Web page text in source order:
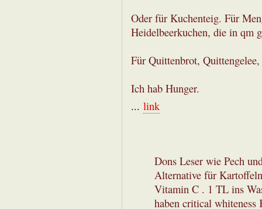
Oder für Kuchenteig. Für
Heidelbeerkuchen, die in qm
Für Quittenbrot,
Ich hab Hunger.
... link
Dons Leser wie Pech
Alternative für
Vitamin C . 1 TL ins
haben critical whiteness